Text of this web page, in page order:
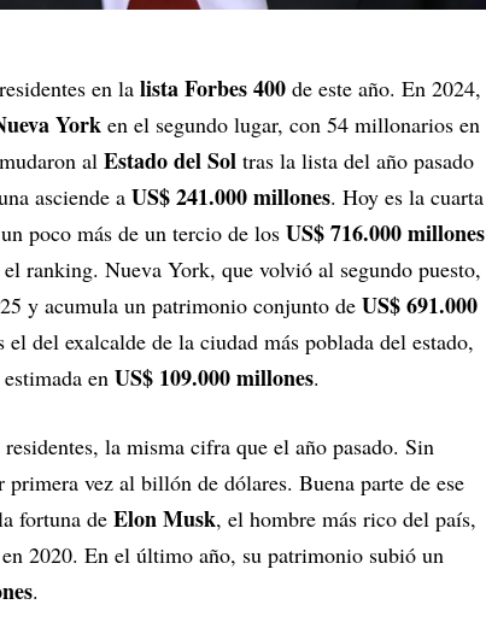
en la lista Forbes 400 de este año. En 2024,
York en el segundo lugar, con 54 millonarios en
al Estado del Sol tras la lista del año pasado
asciende a US$ 241.000 millones. Hoy es la cuarta
poco más de un tercio de los US$ 716.000 millones
ranking. Nueva York, que volvió al segundo puesto,
y acumula un patrimonio conjunto de US$ 691.000
el del exalcalde de la ciudad más poblada del estado,
en US$ 109.000 millones.
la misma cifra que el año pasado. Sin
vez al billón de dólares. Buena parte de ese
fortuna de Elon Musk, el hombre más rico del país,
2020. En el último año, su patrimonio subió un
.